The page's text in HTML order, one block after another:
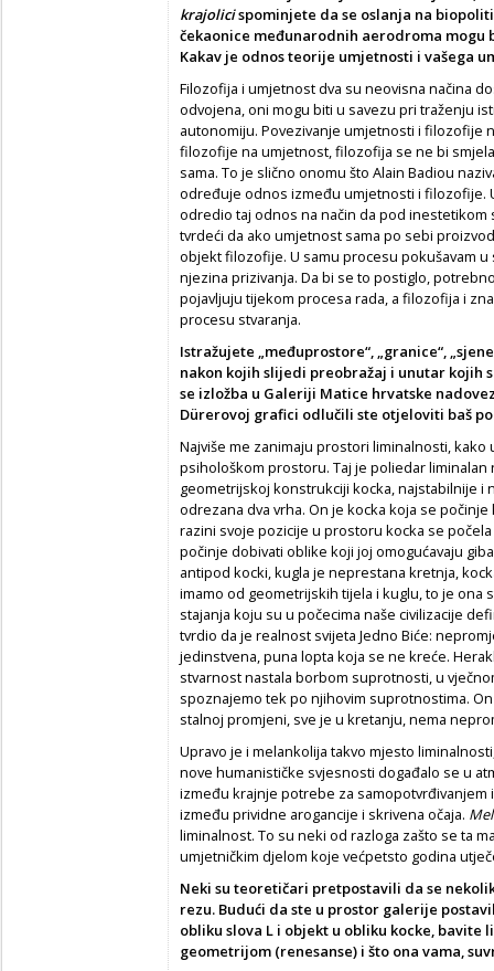
krajolicispominjete da se oslanja na
čekaonice međunarodnih aerodroma mogu
Kakav je odnos teorije umjetnosti i vašega
Filozofija i umjetnost dva su neovisna načina
odvojena, oni mogu biti u savezu pri traženju
autonomiju. Povezivanje umjetnosti i filozofije
filozofije na umjetnost, filozofija se ne bi
sama. To je slično onomu što Alain Badiou
određuje odnos između umjetnosti i filozofije.
odredio taj odnos na način da pod
tvrdeći da ako umjetnost sama po sebi
objekt filozofije. U samu procesu pokušavam
njezina prizivanja. Da bi se to postiglo,
pojavljuju tijekom procesa rada, a filozofija i
procesu stvaranja.
Istražujete „međuprostore“, „granice“,
nakon kojih slijedi preobražaj i unutar kojih
se izložba u Galeriji Matice hrvatske
Dürerovoj grafici odlučili ste otjeloviti baš
Najviše me zanimaju prostori liminalnosti,
psihološkom prostoru. Taj je poliedar
geometrijskoj konstrukciji kocka, najstabilnije i
odrezana dva vrha. On je kocka koja se
razini svoje pozicije u prostoru kocka se
počinje dobivati oblike koji joj omogućavaju
antipod kocki, kugla je neprestana kretnja,
imamo od geometrijskih tijela i kuglu, to je ona
stajanja koju su u počecima naše civilizacije
tvrdio da je realnost svijeta Jedno Biće:
jedinstvena, puna lopta koja se ne kreće.
stvarnost nastala borbom suprotnosti, u
spoznajemo tek po njihovim suprotnostima.
stalnoj promjeni, sve je u kretanju, nema
Upravo je i melankolija takvo mjesto
nove humanističke svjesnosti događalo se u
između krajnje potrebe za
između prividne arogancije i skrivena očaja.
liminalnost. To su neki od razloga zašto se ta
umjetničkim djelom koje većpetsto godina
Neki su teoretičari pretpostavili da se
rezu. Budući da ste u prostor galerije
obliku slova L i objekt u obliku kocke, bavite
geometrijom (renesanse) i što ona vama,